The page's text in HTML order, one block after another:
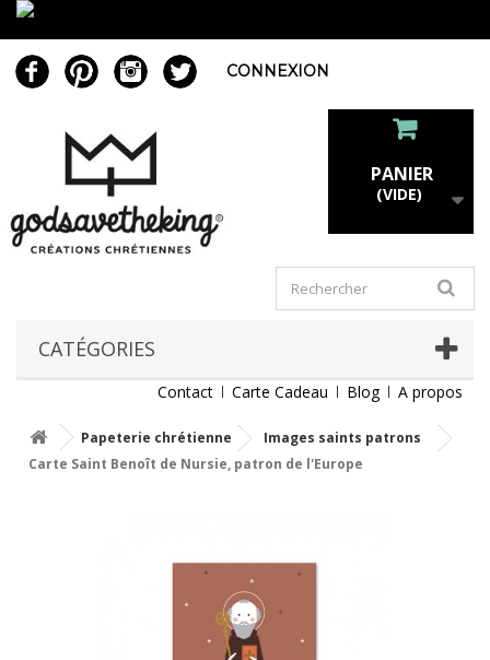
CONNEXION
PANIER
(VIDE)
CATÉGORIES
Contact Carte Cadeau Blog A propos
Papeterie chrétienne
Images saints patrons
Carte Saint Benoît de Nursie, patron de l'Europe